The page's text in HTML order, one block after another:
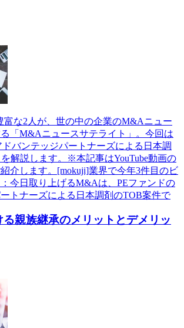
な2人が、世の中の企業のM&Aニュー
「M&Aニュースサテライト」。今回は
ドバンテッジパートナーズによる日本調
解説します。※本記事はYouTube動画の
介します。[mokuji]業界で今年3件目のビ
今日取り上げるM&Aは、PEファンドの
トナーズによる日本調剤のTOB案件で
親族継承のメリットとデメリッ